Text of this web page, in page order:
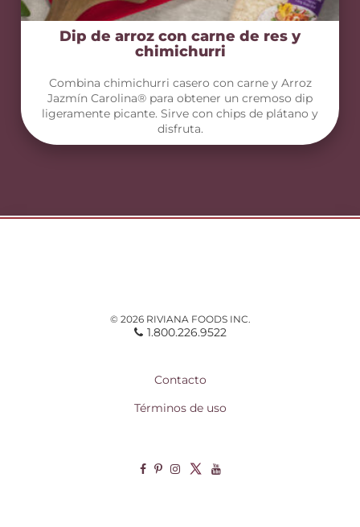
Dip de arroz con carne de res y
chimichurri
Combina chimichurri casero con carne y Arroz
Jazmín Carolina® para obtener un cremoso dip
ligeramente picante. Sirve con chips de plátano y
disfruta.
© 2026 RIVIANA FOODS INC.
1.800.226.9522
Contacto
Términos de uso